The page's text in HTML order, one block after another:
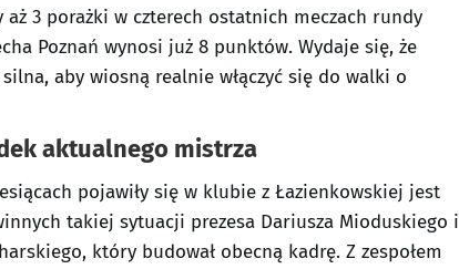
aż 3 porażki w czterech ostatnich meczach rundy
Poznań wynosi już 8 punktów. Wydaje się, że
aby wiosną realnie włączyć się do walki o
aktualnego mistrza
pojawiły się w klubie z Łazienkowskiej jest
takiej sytuacji prezesa Dariusza Mioduskiego i
który budował obecną kadrę. Z zespołem